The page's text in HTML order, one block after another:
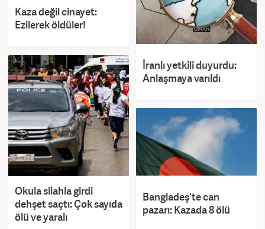
Kaza değil cinayet:
Ezilerek öldüler!
İranlı yetkili duyurdu:
Anlaşmaya varıldı
Okula silahla girdi
dehşet saçtı: Çok sayıda
ölü ve yaralı
Bangladeş'te can
pazarı: Kazada 8 ölü